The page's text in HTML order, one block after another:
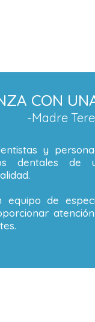
CON
-Madre
y
dentales de
de